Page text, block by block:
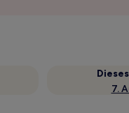
7.